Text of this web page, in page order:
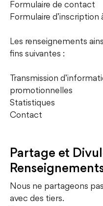
Formulaire de contact
Formulaire d’inscription
Les renseignements
fins suivantes :
Transmission
promotionnelles
Statistiques
Contact
Partage et
Nous ne partageons
avec des tiers.